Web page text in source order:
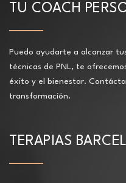
TU COACH
Puedo ayudarte a alcanzar
técnicas de PNL, te
éxito y el bienestar.
transformación.
TERAPIAS